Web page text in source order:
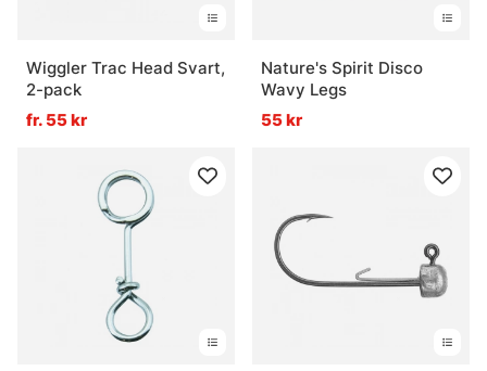
Wiggler Trac Head Svart,
2-pack
fr. 55 kr
Nature's Spirit Disco
Wavy Legs
55 kr